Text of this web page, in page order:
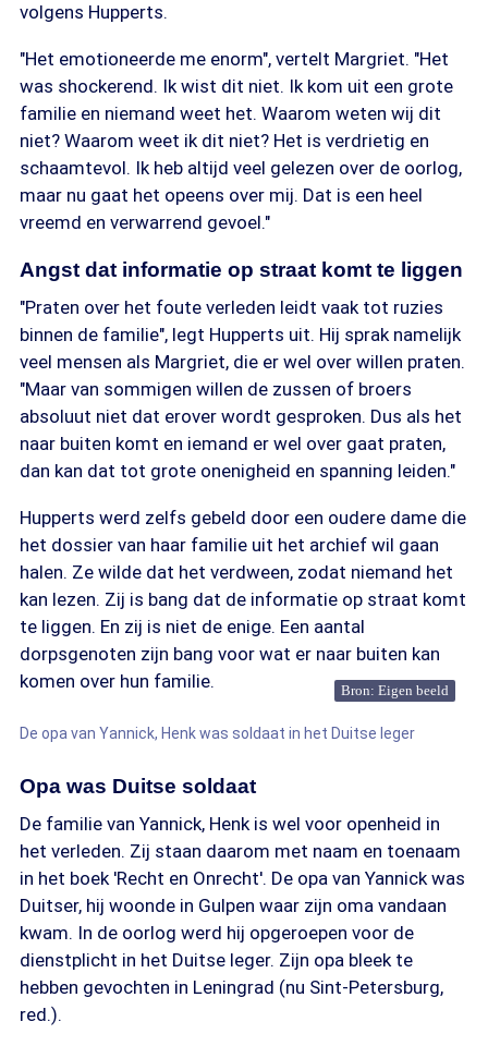
volgens Hupperts.
"Het emotioneerde me enorm", vertelt Margriet. "Het
was shockerend. Ik wist dit niet. Ik kom uit een grote
familie en niemand weet het. Waarom weten wij dit
niet? Waarom weet ik dit niet? Het is verdrietig en
schaamtevol. Ik heb altijd veel gelezen over de oorlog,
maar nu gaat het opeens over mij. Dat is een heel
vreemd en verwarrend gevoel."
Angst dat informatie op straat komt te liggen
"Praten over het foute verleden leidt vaak tot ruzies
binnen de familie", legt Hupperts uit. Hij sprak namelijk
veel mensen als Margriet, die er wel over willen praten.
"Maar van sommigen willen de zussen of broers
absoluut niet dat erover wordt gesproken. Dus als het
naar buiten komt en iemand er wel over gaat praten,
dan kan dat tot grote onenigheid en spanning leiden."
Hupperts werd zelfs gebeld door een oudere dame die
het dossier van haar familie uit het archief wil gaan
halen. Ze wilde dat het verdween, zodat niemand het
kan lezen. Zij is bang dat de informatie op straat komt
te liggen. En zij is niet de enige. Een aantal
dorpsgenoten zijn bang voor wat er naar buiten kan
komen over hun familie.
Bron: Eigen beeld
De opa van Yannick, Henk was soldaat in het Duitse leger
Opa was Duitse soldaat
De familie van Yannick, Henk is wel voor openheid in
het verleden. Zij staan daarom met naam en toenaam
in het boek 'Recht en Onrecht'. De opa van Yannick was
Duitser, hij woonde in Gulpen waar zijn oma vandaan
kwam. In de oorlog werd hij opgeroepen voor de
dienstplicht in het Duitse leger. Zijn opa bleek te
hebben gevochten in Leningrad (nu Sint-Petersburg,
red.).